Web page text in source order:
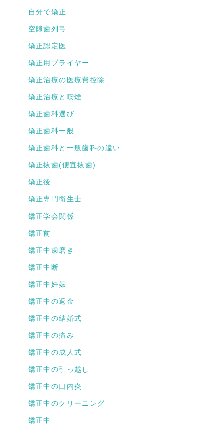
自分で矯正
空隙歯列弓
矯正認定医
矯正用プライヤー
矯正治療の医療費控除
矯正治療と喫煙
矯正歯科選び
矯正歯科一般
矯正歯科と一般歯科の違い
矯正抜歯(便宜抜歯)
矯正後
矯正専門衛生士
矯正学会関係
矯正前
矯正中歯磨き
矯正中断
矯正中妊娠
矯正中の返金
矯正中の結婚式
矯正中の痛み
矯正中の成人式
矯正中の引っ越し
矯正中の口内炎
矯正中のクリーニング
矯正中